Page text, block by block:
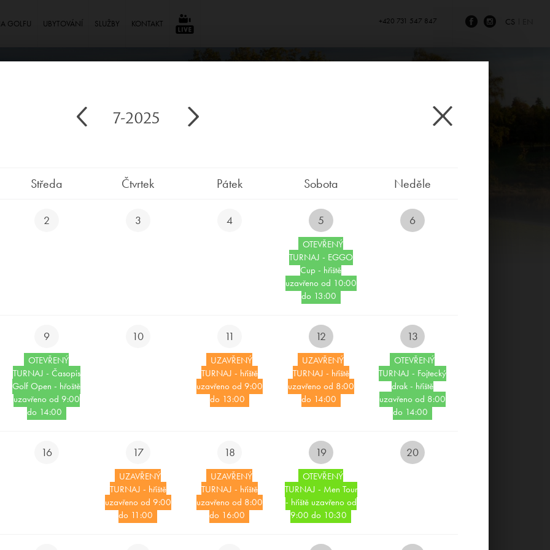
CS
+420 731 547 847
GOLFU UBYTOVÁNÍ SLUŽBY KONTAKT ⠀
REZERVUJ SI UBYTOVÁNÍ
ONLINE
REZERVUJ SI TEE TIME
POBYTOVÉ BALÍČKY
7-2025
Středa Čtvrtek Pátek Sobota Neděle
2 3 4 5
OTEVŘENÝ
TURNAJ - EGGO
Cup - hřiště
uzavřeno od 10:00
do 13:00
6
9
OTEVŘENÝ
TURNAJ - Časopis
Golf Open - hřoště
uzavřeno od 9:00
do 14:00
10 11
UZAVŘENÝ
TURNAJ - hřiště
uzavřeno od 9:00
do 13:00
12
UZAVŘENÝ
TURNAJ - hřiště
uzavřeno od 8:00
do 14:00
13
OTEVŘENÝ
TURNAJ - Fojtecký
drak - hřiště
uzavřeno od 8:00
do 14:00
16 17
UZAVŘENÝ
TURNAJ - hřiště
uzavřeno od 9:00
do 11:00
18
UZAVŘENÝ
TURNAJ - hřiště
uzavřeno od 8:00
do 16:00
19
OTEVŘENÝ
TURNAJ - Men Tour
- hřiště uzavřeno od
9:00 do 10:30
20